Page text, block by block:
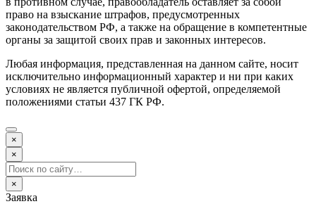
право на взыскание штрафов, предусмотренных
законодательством РФ, а также на обращение в компетентные
органы за защитой своих прав и законных интересов.
Любая информация, представленная на данном сайте, носит
исключительно информационный характер и ни при каких
условиях не является публичной офертой, определяемой
положениями статьи 437 ГК РФ.
×
×
×
Заявка